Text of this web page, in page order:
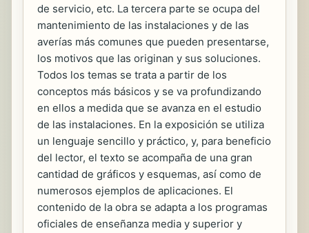
de servicio, etc. La tercera parte se ocupa del
mantenimiento de las instalaciones y de las
averías más comunes que pueden presentarse,
los motivos que las originan y sus soluciones.
Todos los temas se trata a partir de los
conceptos más básicos y se va profundizando
en ellos a medida que se avanza en el estudio
de las instalaciones. En la exposición se utiliza
un lenguaje sencillo y práctico, y, para beneficio
del lector, el texto se acompaña de una gran
cantidad de gráficos y esquemas, así como de
numerosos ejemplos de aplicaciones. El
contenido de la obra se adapta a los programas
oficiales de enseñanza media y superior y